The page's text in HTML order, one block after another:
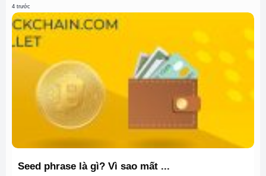
4 trước
Seed phrase là gì? Vì sao mất ...